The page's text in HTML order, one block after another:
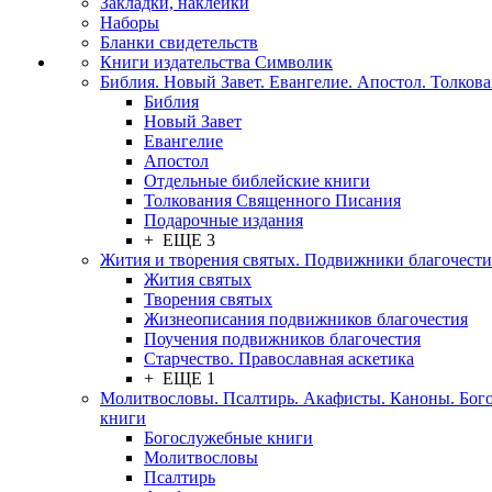
Наборы
Бланки свидетельств
Книги издательства Символик
Библия. Новый Завет. Евангелие. Апостол.
Библия
Новый Завет
Евангелие
Апостол
Отдельные библейские книги
Толкования Священного Писания
Подарочные издания
+ ЕЩЕ 3
Жития и творения святых. Подвижники
Жития святых
Творения святых
Жизнеописания подвижников благочестия
Поучения подвижников благочестия
Старчество. Православная аскетика
+ ЕЩЕ 1
Молитвословы. Псалтирь. Акафисты. Каноны.
книги
Богослужебные книги
Молитвословы
Псалтирь